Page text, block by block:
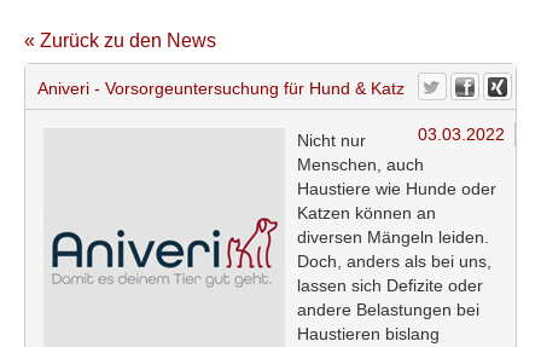
« Zurück zu den News
Aniveri - Vorsorgeuntersuchung für Hund & Katz
03.03.2022
Nicht nur
Menschen, auch
Haustiere wie Hunde oder
Katzen können an
diversen Mängeln leiden.
Doch, anders als bei uns,
lassen sich Defizite oder
andere Belastungen bei
Haustieren bislang